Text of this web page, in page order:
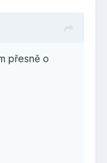
přesně o